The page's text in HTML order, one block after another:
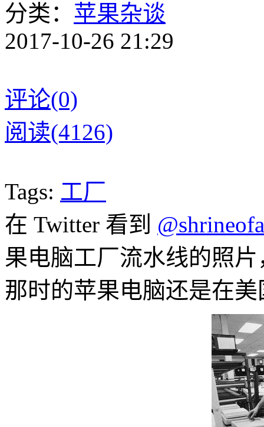
分类： 苹果杂谈
2017-10-26 21:29
评论(0)
阅读(4126)
Tags: 工厂
在 Twitter 看到
果电脑工厂流水线的照
那时的苹果电脑还是在